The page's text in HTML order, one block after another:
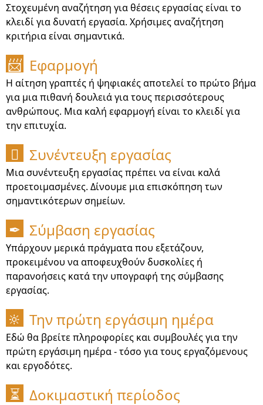
Στοχευμένη αναζήτηση για θέσεις εργασίας είναι το
κλειδί για δυνατή εργασία. Χρήσιμες αναζήτηση
κριτήρια είναι σημαντικά.
📨 Εφαρμογή
Η αίτηση γραπτές ή ψηφιακές αποτελεί το πρώτο βήμα
για μια πιθανή δουλειά για τους περισσότερους
ανθρώπους. Μια καλή εφαρμογή είναι το κλειδί για
την επιτυχία.
 Συνέντευξη εργασίας
Μια συνέντευξη εργασίας πρέπει να είναι καλά
προετοιμασμένες. Δίνουμε μια επισκόπηση των
σημαντικότερων σημείων.
✒ Σύμβαση εργασίας
Υπάρχουν μερικά πράγματα που εξετάζουν,
προκειμένου να αποφευχθούν δυσκολίες ή
παρανοήσεις κατά την υπογραφή της σύμβασης
εργασίας.
🔆 Την πρώτη εργάσιμη ημέρα
Εδώ θα βρείτε πληροφορίες και συμβουλές για την
πρώτη εργάσιμη ημέρα - τόσο για τους εργαζόμενους
και εργοδότες.
⏳ Δοκιμαστική περίοδος